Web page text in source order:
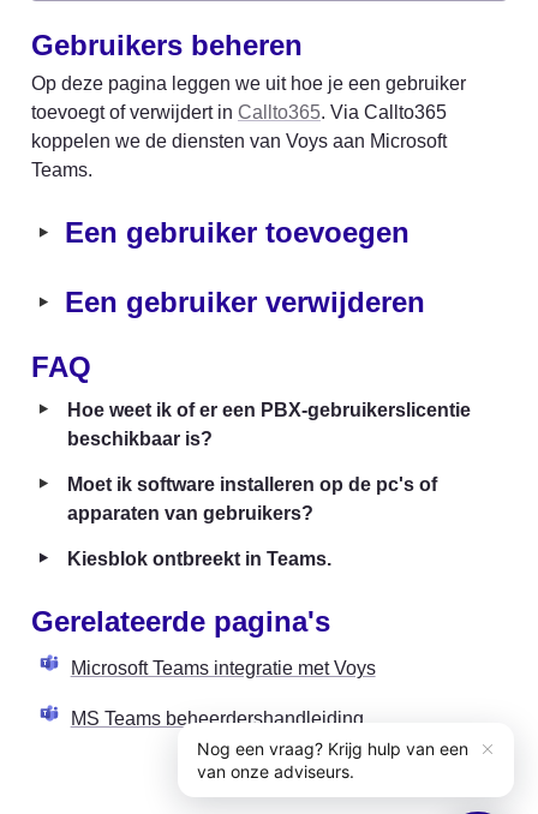
Gebruikers beheren
Op deze pagina leggen we uit hoe je een gebruiker
toevoegt of verwijdert in Callto365. Via Callto365
koppelen we de diensten van Voys aan Microsoft
Teams.
‣ Een gebruiker toevoegen
‣ Een gebruiker verwijderen
FAQ
‣
Hoe weet ik of er een PBX-gebruikerslicentie
beschikbaar is?
‣
Moet ik software installeren op de pc's of
apparaten van gebruikers?
‣ Kiesblok ontbreekt in Teams.
Gerelateerde pagina's
Microsoft Teams integratie met Voys
MS Teams beheerdershandleiding